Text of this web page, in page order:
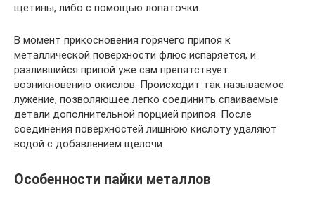
щетины, либо с помощью лопаточки.
В момент прикосновения горячего припоя к
металлической поверхности флюс испаряется, и
разлившийся припой уже сам препятствует
возникновению окислов. Происходит так называемое
лужение, позволяющее легко соединить спаиваемые
детали дополнительной порцией припоя. После
соединения поверхностей лишнюю кислоту удаляют
водой с добавлением щёлочи.
Особенности пайки металлов